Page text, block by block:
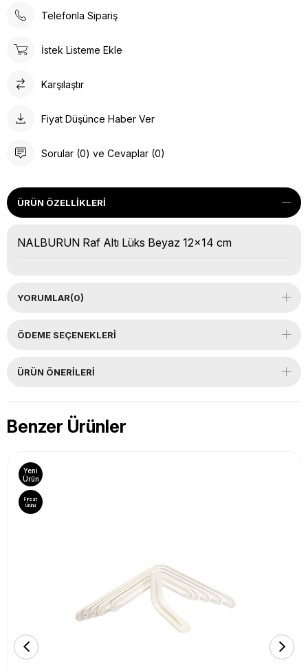
Telefonla Sipariş
İstek Listeme Ekle
Karşılaştır
Fiyat Düşünce Haber Ver
Sorular (0) ve Cevaplar (0)
ÜRÜN ÖZELLIKLERI
NALBURUN Raf Altı Lüks Beyaz 12x14 cm
YORUMLAR(0)
ÖDEME SEÇENEKLERI
ÜRÜN ÖNERILERI
Benzer Ürünler
Yeni
Ürün
Fırsat
Ürünü